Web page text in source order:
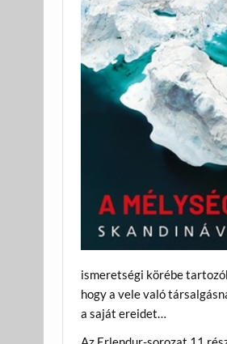
ismeretségi körébe
hogy a vele való
a saját ereidet…